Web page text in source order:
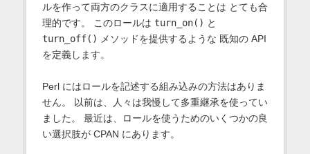
ルを作って両方のクラスに適用することは とても合
理的です。 このロールは turn_on() と
turn_off()
メソッドを提供するような 既知の API
を定義します。
Perl にはロールを記述する組み込みの方法はありま
せん。 以前は、人々は我慢して多重継承を使ってい
ました。 最近は、ロールを使うためのいくつかの良
い選択肢が CPAN にあります。